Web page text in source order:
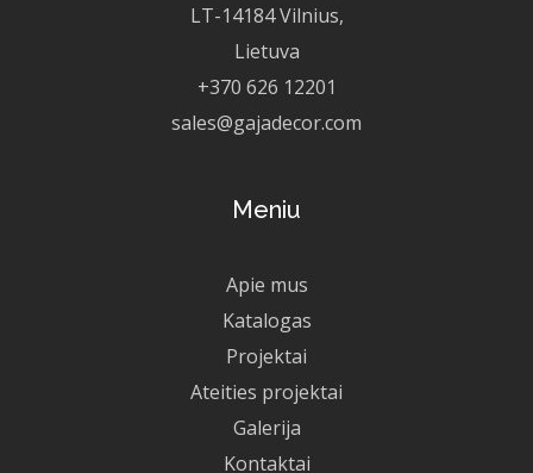
LT-14184 Vilnius,
Lietuva
+370 626 12201
sales@gajadecor.com
Meniu
Apie mus
Katalogas
Projektai
Ateities projektai
Galerija
Kontaktai